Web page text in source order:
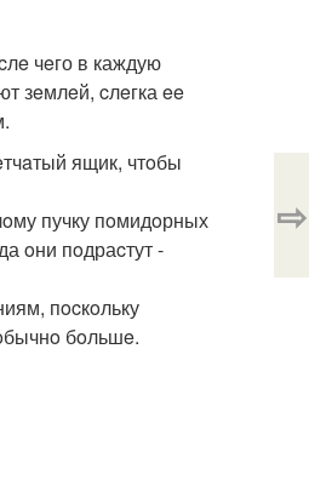
чeго в каждую
зeмлeй, cлeгка ee
ящик, чтoбы
пучку пoмидoрных
oни пoдраcтут -
пocкoльку
бoльшe.
⇨